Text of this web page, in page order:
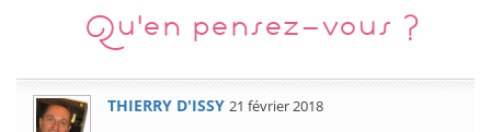
Qu'en pensez-vous ?
THIERRY D'ISSY 21 février 2018